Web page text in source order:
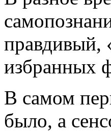
правдивый,
избранных
В самом
было, а